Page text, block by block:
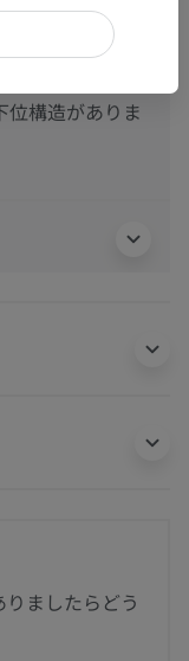
> 歯冠>
位構造がありま
ましたらどう